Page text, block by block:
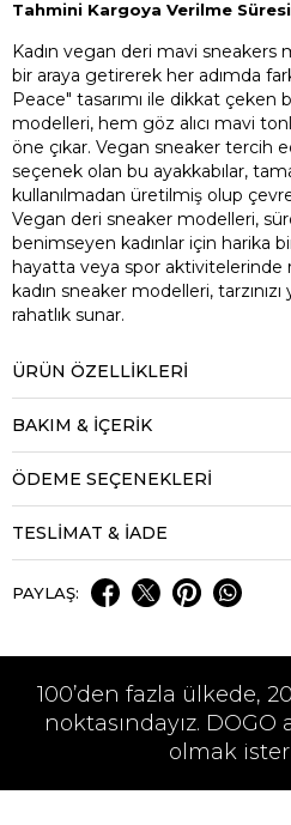
Tahmini Kargoya Verilme Süresi
Kadın vegan deri mavi sneakers
bir araya getirerek her adımda
Peace" tasarımı ile dikkat çeken
modelleri, hem göz alıcı mavi
öne çıkar. Vegan sneaker tercih
seçenek olan bu ayakkabılar,
kullanılmadan üretilmiş olup
Vegan deri sneaker modelleri,
benimseyen kadınlar için harika
hayatta veya spor aktivitelerinde
kadın sneaker modelleri, tarzınızı
rahatlık sunar.
ÜRÜN ÖZELLIKLERI
BAKIM & İÇERİK
ÖDEME SEÇENEKLERI
TESLİMAT & İADE
PAYLAŞ:
100’den fazla ülkede,
noktasındayız.
olmak